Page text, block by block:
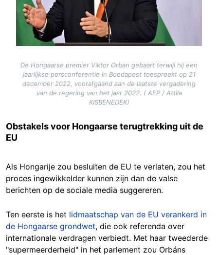
De Hongaarse premier Viktor Orban gebaart terwijl hij een
jaarlijkse persconferentie in Boedapest toespreekt op 21
december 2022, voorafgaand aan de laatste vergadering
van de regering van het jaar 2022. ( AFP / Attila
KISBENEDEK)
Obstakels voor Hongaarse terugtrekking uit de
EU
Als Hongarije zou besluiten de EU te verlaten, zou het
proces ingewikkelder kunnen zijn dan de valse
berichten op de sociale media suggereren.
Ten eerste is het lidmaatschap van de EU verankerd in
de Hongaarse grondwet, die ook referenda over
internationale verdragen verbiedt. Met haar tweederde
"supermeerderheid" in het parlement zou Orbáns